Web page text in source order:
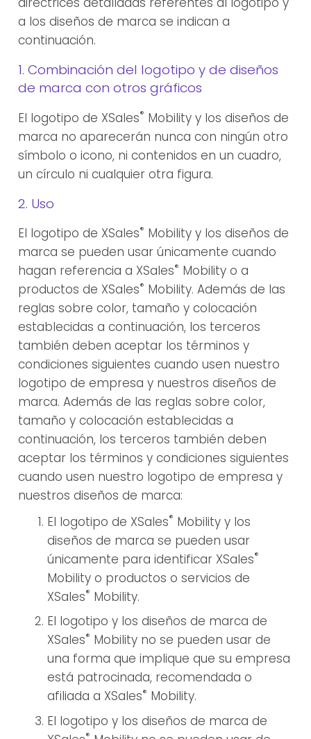
a los diseños de marca se indican a
continuación.
1. Combinación del logotipo y de diseños
de marca con otros gráficos
El logotipo de XSales® Mobility y los diseños de
marca no aparecerán nunca con ningún otro
símbolo o icono, ni contenidos en un cuadro,
un círculo ni cualquier otra figura.
2. Uso
El logotipo de XSales® Mobility y los diseños de
marca se pueden usar únicamente cuando
hagan referencia a XSales® Mobility o a
productos de XSales® Mobility. Además de las
reglas sobre color, tamaño y colocación
establecidas a continuación, los terceros
también deben aceptar los términos y
condiciones siguientes cuando usen nuestro
logotipo de empresa y nuestros diseños de
marca. Además de las reglas sobre color,
tamaño y colocación establecidas a
continuación, los terceros también deben
aceptar los términos y condiciones siguientes
cuando usen nuestro logotipo de empresa y
nuestros diseños de marca:
El logotipo de XSales® Mobility y los
diseños de marca se pueden usar
únicamente para identificar XSales®
Mobility o productos o servicios de
XSales® Mobility.
El logotipo y los diseños de marca de
XSales® Mobility no se pueden usar de
una forma que implique que su empresa
está patrocinada, recomendada o
afiliada a XSales® Mobility.
El logotipo y los diseños de marca de
®